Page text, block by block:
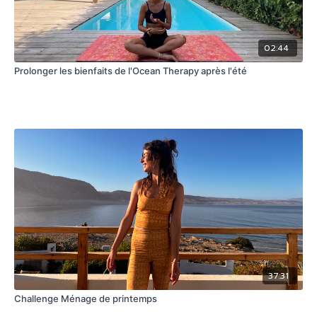
02:44
Prolonger les bienfaits de l'Ocean Therapy après l'été
37:31
Challenge Ménage de printemps